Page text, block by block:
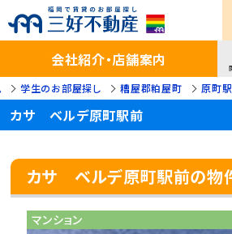
会社紹介・店舗案内
学生のお部屋探し 糟屋郡粕屋町 原町駅
カサ ベルデ原町駅前
カサ ベルデ原町駅前の物
マンション